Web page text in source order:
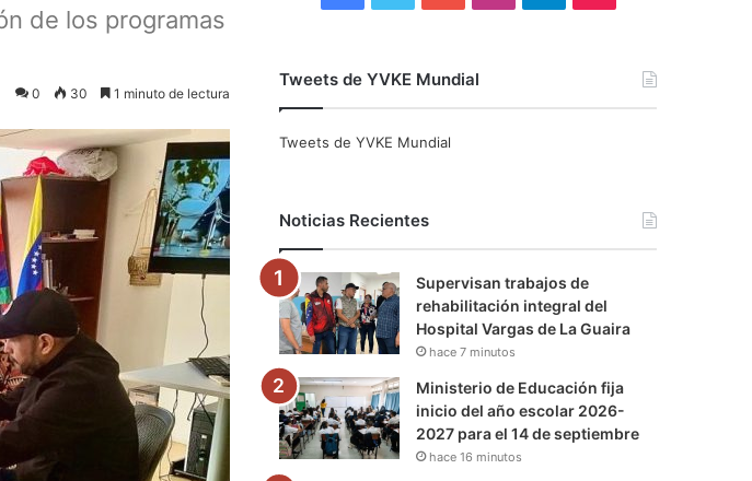
de los programas
0 30 1 minuto de lectura
c
o
k
i
r
u
e
r
a
m
a
m
Tweets de YVKE Mundial
Tweets de YVKE Mundial
Noticias Recientes
Supervisan trabajos de
rehabilitación integral del
Hospital Vargas de La Guaira
hace 7 minutos
Ministerio de Educación fija
inicio del año escolar 2026-
2027 para el 14 de septiembre
hace 16 minutos